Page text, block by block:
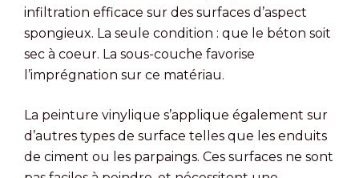
infiltration efficace sur des surfaces d’aspect
spongieux. La seule condition : que le béton soit
sec à coeur. La sous-couche favorise
l’imprégnation sur ce matériau.
La peinture vinylique s’applique également sur
d’autres types de surface telles que les enduits
de ciment ou les parpaings. Ces surfaces ne sont